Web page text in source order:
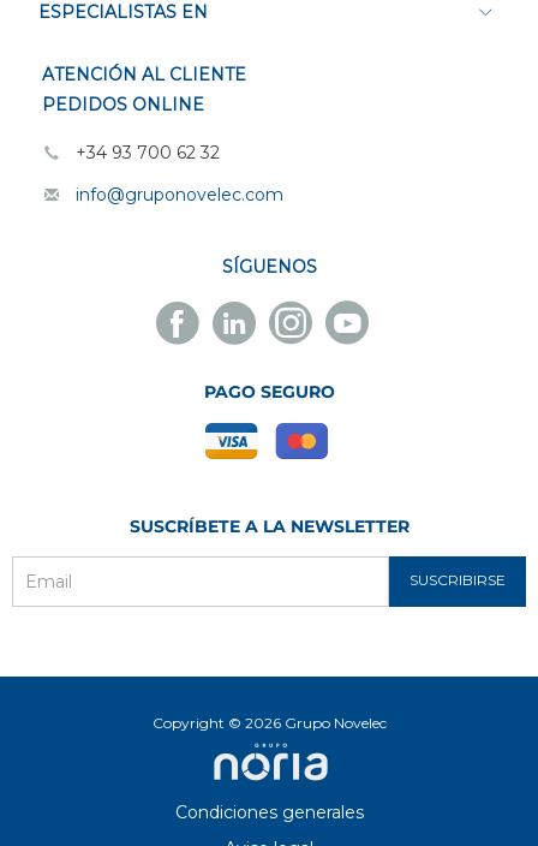
ESPECIALISTAS EN
ATENCIÓN AL CLIENTE
PEDIDOS ONLINE
+34 93 700 62 32
info@gruponovelec.com
SÍGUENOS
Facebook
Novelec
Linkedin
Novelec
Instagram
Novelec
Youtube
Novelec
PAGO SEGURO
SUSCRÍBETE A LA NEWSLETTER
SUSCRIBIRSE
Copyright © 2026 Grupo Novelec
Condiciones generales